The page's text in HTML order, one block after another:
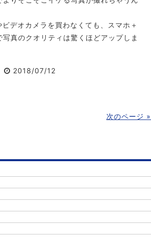
デオカメラを買わなくても、スマホ＋
真のクオリティは驚くほどアップしま
2018/07/12
次のページ »